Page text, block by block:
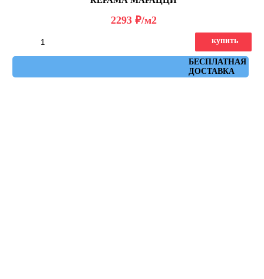
2293 д/м2
БЕСПЛАТНАЯ
ДОСТАВКА
купить